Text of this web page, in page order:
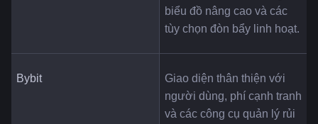
biểu đồ nâng cao và các
tùy chọn đòn bẩy linh hoạt.
Bybit
Giao diện thân thiện với
người dùng, phí cạnh tranh
và các công cụ quản lý rủi